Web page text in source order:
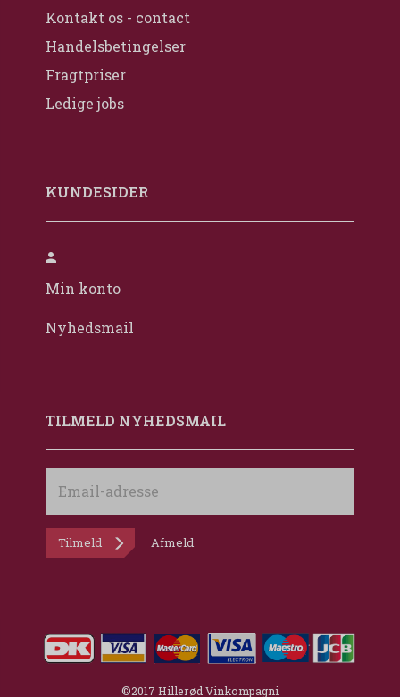
Kontakt os - contact
Handelsbetingelser
Fragtpriser
Ledige jobs
KUNDESIDER
Min konto
Nyhedsmail
TILMELD NYHEDSMAIL
adresse
Tilmeld Afmeld
©2017 Hillerød Vinkompagni